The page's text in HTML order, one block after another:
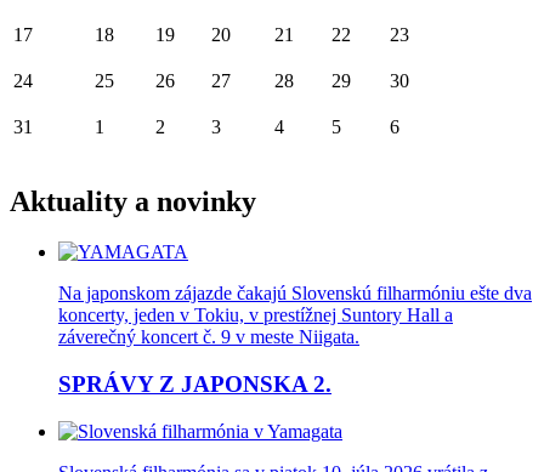
17 18 19 20 21 22 23
24 25 26 27 28 29 30
31 1 2 3 4 5 6
Aktuality a novinky
Na japonskom zájazde čakajú Slovenskú filharmóniu ešte dva
koncerty, jeden v Tokiu, v prestížnej Suntory Hall a
záverečný koncert č. 9 v meste Niigata.
SPRÁVY Z JAPONSKA 2.